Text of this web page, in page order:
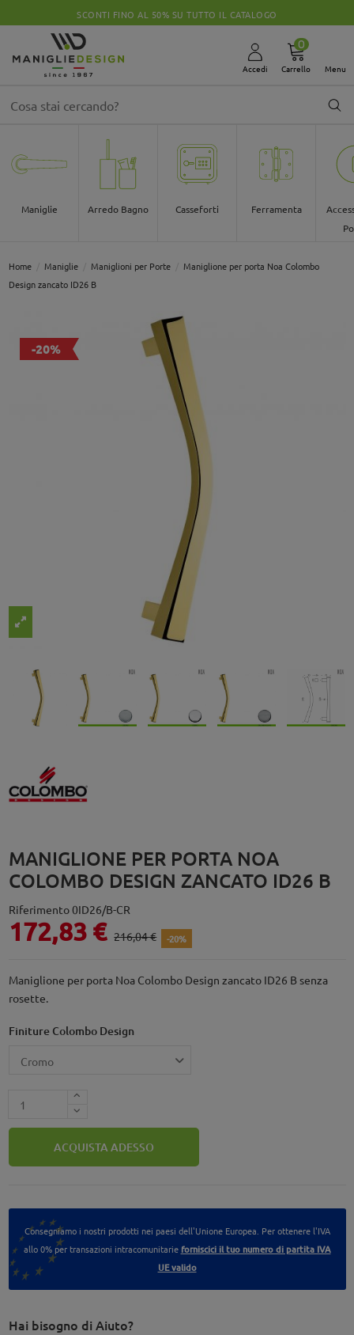
SCONTI FINO AL 50% SU TUTTO IL CATALOGO
Accedi
0
Carrello Menu
Maniglie Arredo Bagno Casseforti Ferramenta
Home Maniglie Maniglioni per Porte
Maniglione per porta Noa Colombo
Design zancato ID26 B
-20%
MANIGLIONE PER PORTA NOA
COLOMBO DESIGN ZANCATO ID26 B
Riferimento0ID26/B-CR
172,83 € 216,04 € -20%
Maniglione per porta Noa Colombo Design zancato ID26 B senza
rosette.
Finiture Colombo Design
ACQUISTA ADESSO
Consegniamo i nostri prodotti nei paesi dell'Unione Europea. Per ottenere l'IVA
allo 0% per transazioni intracomunitarie forniscici il tuo numero di partita IVA
UE valido
Hai bisogno di Aiuto?